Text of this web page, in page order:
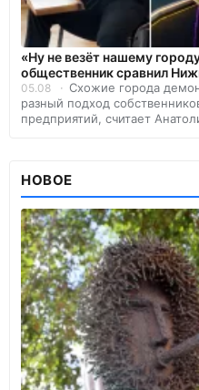
«Ну не везёт нашему
общественник сравнил
05.08
Схожие города
разный подход
предприятий, считает
НОВОЕ